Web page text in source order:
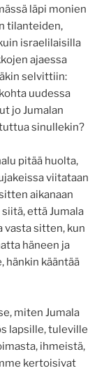
läpi monien
tilanteiden,
israelilaisilla
ajaessa
selvittiin:
uudessa
jo Jumalan
sinullekin?
pitää huolta,
viitataan
aikanaan
että Jumala
vasta sitten, kun
häneen ja
hänkin kääntää
miten Jumala
lapsille, tuleville
ihmeistä,
kertoisivat